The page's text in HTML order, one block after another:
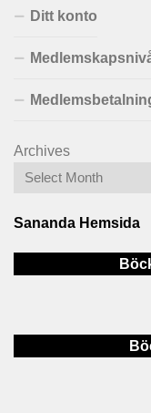
Ditt konto
Archives
Sananda Hemsida